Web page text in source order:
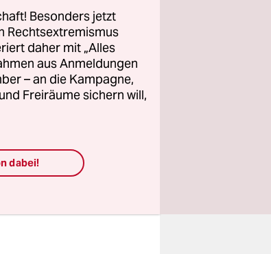
Besonders jetzt
Rechtsextremismus
daher mit „Alles
aus Anmeldungen
– an die Kampagne,
Freiräume sichern will,
dabei!